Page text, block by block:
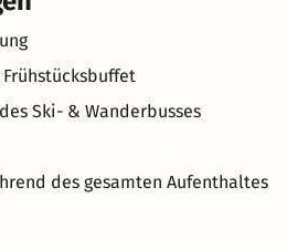
vital in den Tag. Freuen Sie
und eine entspannte
Urlaub. kurz-mal-
großartigen Aufenthalt im
Ski- & Wanderbusses
des gesamten Aufenthaltes